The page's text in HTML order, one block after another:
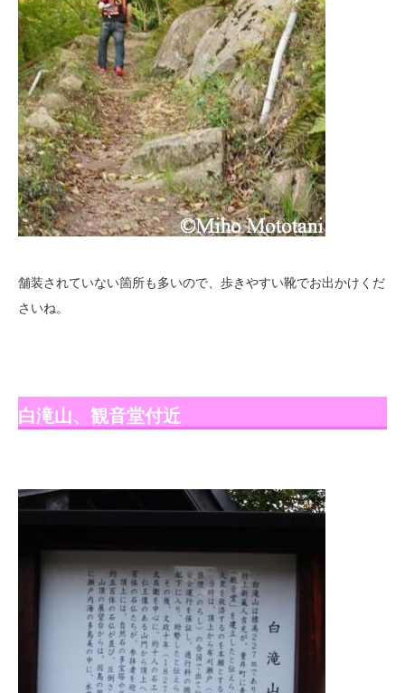
舗装されていない箇所も多いので、歩きやすい靴でお出かけくだ
さいね。
白滝山、観音堂付近